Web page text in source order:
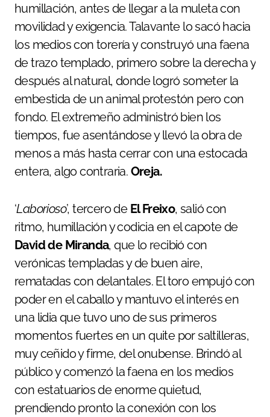
humillación, antes de llegar a la muleta con
movilidad y exigencia. Talavante lo sacó hacia
los medios con torería y construyó una faena
de trazo templado, primero sobre la derecha y
después al natural, donde logró someter la
embestida de un animal protestón pero con
fondo. El extremeño administró bien los
tiempos, fue asentándose y llevó la obra de
menos a más hasta cerrar con una estocada
entera, algo contraria. Oreja.
‘Laborioso’, tercero de El Freixo, salió con
ritmo, humillación y codicia en el capote de
David de Miranda, que lo recibió con
verónicas templadas y de buen aire,
rematadas con delantales. El toro empujó con
poder en el caballo y mantuvo el interés en
una lidia que tuvo uno de sus primeros
momentos fuertes en un quite por saltilleras,
muy ceñido y firme, del onubense. Brindó al
público y comenzó la faena en los medios
con estatuarios de enorme quietud,
prendiendo pronto la conexión con los